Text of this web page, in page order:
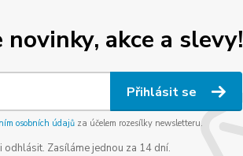
akce a slevy!
Přihlásit se
osobních údajůza účelem rozesílky newsletteru.
odhlásit. Zasíláme jednou za 14 dní.